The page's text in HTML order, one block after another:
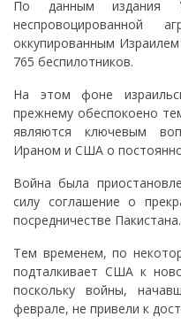
По данным издания
неспровоцированной
оккупированным
765 беспилотников.
На этом фоне
прежнему обеспокоено
являются ключевым
Ираном и США о
Война была
силу соглашение о
посредничестве Пакистана.
Тем временем, по
подталкивает США к
поскольку войны,
феврале, не привели к